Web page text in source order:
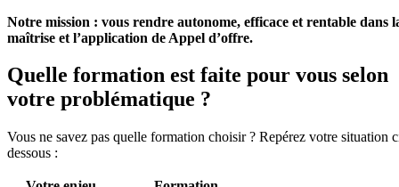
Notre mission : vous rendre autonome, efficace et rentable dans
maîtrise et l’application de Appel d’offre.
Quelle formation est faite pour vous selon
votre problématique ?
Vous ne savez pas quelle formation choisir ? Repérez votre situation
dessous :